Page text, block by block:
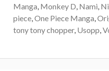
Manga, Monkey D, Nami,
piece,One Piece Manga,
tony tony chopper, Usopp,